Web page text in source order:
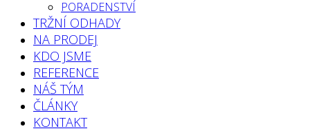
PORADENSTVÍ
TRŽNÍ ODHADY
NA PRODEJ
KDO JSME
REFERENCE
NÁŠ TÝM
ČLÁNKY
KONTAKT